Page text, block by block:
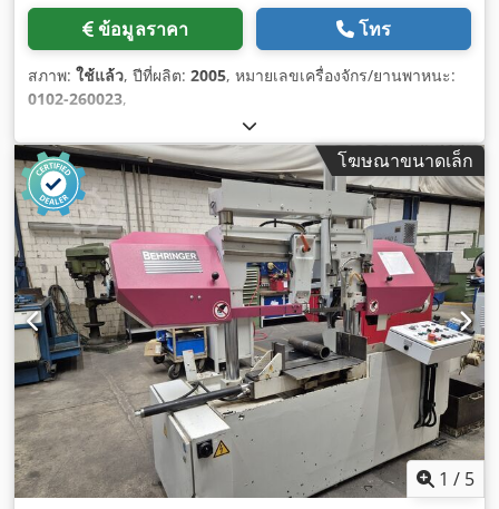
ข้อมูลราคา โทร
สภาพ: ใช้แล้ว, ปีที่ผลิต: 2005, หมายเลขเครื่องจักร/ยานพาหนะ:
0102-260023,
โฆษณาขนาดเล็ก
1 / 5